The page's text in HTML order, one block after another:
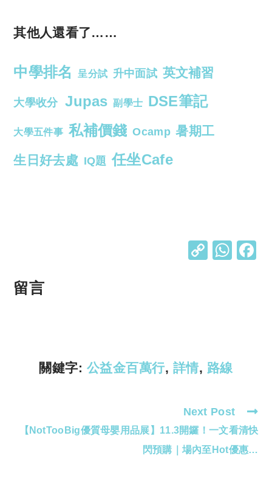
其他人還看了……
中學排名 呈分試 升中面試 英文補習
大學收分 Jupas 副學士 DSE筆記
大學五件事 私補價錢 Ocamp 暑期工
生日好去處 IQ題 任坐Cafe
C
k
W
留言
關鍵字: 公益金百萬行, 詳情, 路線
more
Next Post
【NotTooBig優質母嬰用品展】11.3開鑼！一文看清快
閃預購｜場內至Hot優惠…